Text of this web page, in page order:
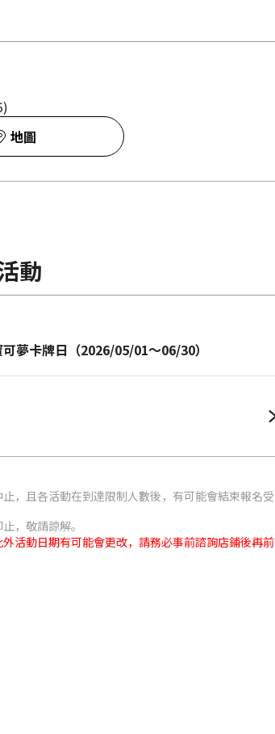
地圖
動
夢卡牌日（2026/05/01～06/30）
，且各活動在到達限制人數後，有可能會結束報名受
，敬請諒解。
活動日期有可能會更改，請務必事前諮詢店鋪後再前